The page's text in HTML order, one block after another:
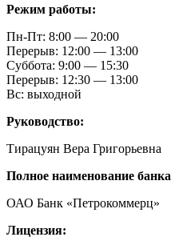
Режим работы:
Пн-Пт: 8:00 — 20:00
Перерыв: 12:00 — 13:00
Суббота: 9:00 — 15:30
Перерыв: 12:30 — 13:00
Вс: выходной
Руководство:
Тирацуян Вера Григорьевна
Полное наименование
ОАО Банк «Петрокоммерц»
Лицензия: